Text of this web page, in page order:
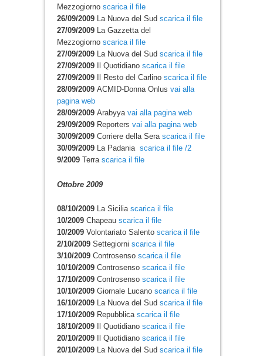
Mezzogiorno scarica il file
26/09/2009La Nuova del Sud scarica il file
27/09/2009La Gazzetta del
Mezzogiorno scarica il file
27/09/2009La Nuova del Sud scarica il file
27/09/2009
Il Quotidiano scarica il file
27/09/2009
Il Resto del Carlino scarica il file
28/09/2009 ACMID-Donna Onlus vai alla
pagina web
28/09/2009 Arabyya vai alla pagina web
29/09/2009Reporters vai alla pagina web
30/09/2009 Corriere della Sera scarica il file
30/09/2009La Padania scarica il file /2
9/2009 Terra scarica il file
Ottobre 2009
08/10/2009 La Sicilia scarica il file
10/2009Chapeau scarica il file
10/2009Volontariato Salento scarica il file
2/10/2009 Settegiorni scarica il file
3/10/2009Controsenso scarica il file
10/10/2009 Controsenso scarica il file
17/10/2009Controsenso scarica il file
10/10/2009Giornale Lucano scarica il file
16/10/2009La Nuova del Sud scarica il file
17/10/2009Repubblica scarica il file
18/10/2009 Il Quotidiano scarica il file
20/10/2009 Il Quotidiano scarica il file
20/10/2009La Nuova del Sud scarica il file